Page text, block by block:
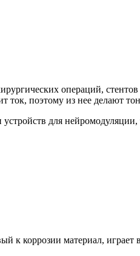
операций,
ток, поэтому из нее делают
для
коррозии материал, играет